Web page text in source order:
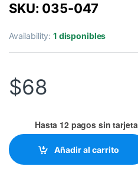
SKU: 035-047
Availability:1 disponibles
$68
Hasta 12 pagos sin tarjeta
Añadir al carrito